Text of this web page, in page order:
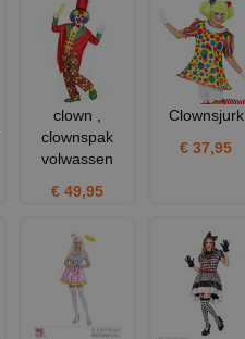
clown ,
clownspak
volwassen
€ 49,95
Clownsjurk
€ 37,95